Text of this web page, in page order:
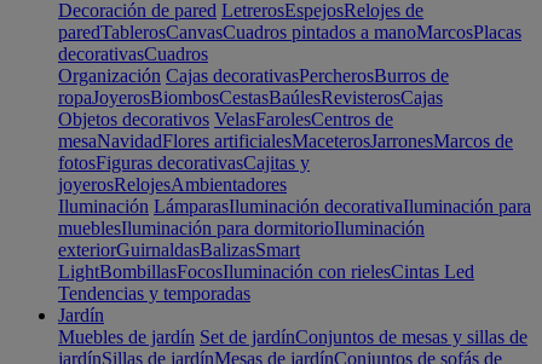
Decoración de pared LetrerosEspejosRelojes de
paredTablerosCanvasCuadros pintados a manoMarcosPlacas
decorativasCuadros
Organización Cajas decorativasPercherosBurros de
ropaJoyerosBiombosCestasBaúlesRevisterosCajas
Objetos decorativos VelasFarolesCentros de
mesaNavidadFlores artificialesMaceterosJarronesMarcos de
fotosFiguras decorativasCajitas y
joyerosRelojesAmbientadores
Iluminación LámparasIluminación decorativaIluminación para
mueblesIluminación para dormitorioIluminación
exteriorGuirnaldasBalizasSmart
LightBombillasFocosIluminación con rielesCintas Led
Tendencias y temporadas
Jardín
Muebles de jardín Set de jardínConjuntos de mesas y sillas de
jardínSillas de jardínMesas de jardínConjuntos de sofás de